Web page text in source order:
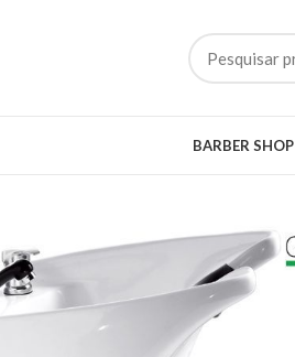
BARBER SHOP